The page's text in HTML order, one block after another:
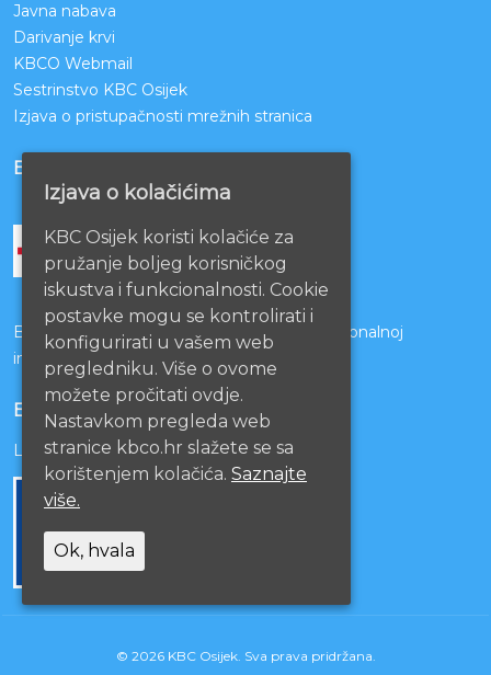
Javna nabava
Darivanje krvi
KBCO Webmail
Sestrinstvo KBC Osijek
Izjava o pristupačnosti mrežnih stranica
BOLNICE PARTNERI
Bolnice s kojima je potpisan ugovor o funkcionalnoj
integraciji
EU PROJEKTI
Lista projekata
© 2026 KBC Osijek. Sva prava pridržana.
Izjava o kolačićima
KBC Osijek koristi kolačiće za
pružanje boljeg korisničkog
iskustva i funkcionalnosti. Cookie
postavke mogu se kontrolirati i
konfigurirati u vašem web
pregledniku. Više o ovome
možete pročitati ovdje.
Nastavkom pregleda web
stranice kbco.hr slažete se sa
korištenjem kolačića. Saznajte
više.
Ok, hvala